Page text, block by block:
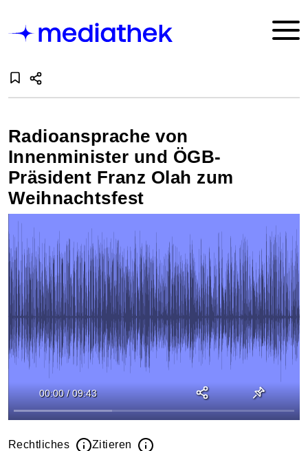
Radioansprache von
Innenminister und ÖGB-
Präsident Franz Olah zum
Weihnachtsfest
00:00 / 09:43
Rechtliches Zitieren